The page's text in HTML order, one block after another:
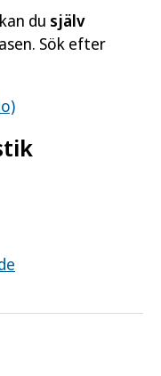
du själv
Sök efter